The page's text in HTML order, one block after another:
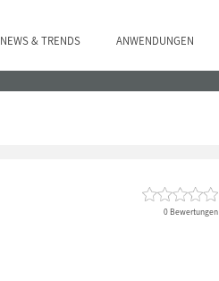
NEWS & TRENDS ANWENDUNGEN
0 Bewertungen